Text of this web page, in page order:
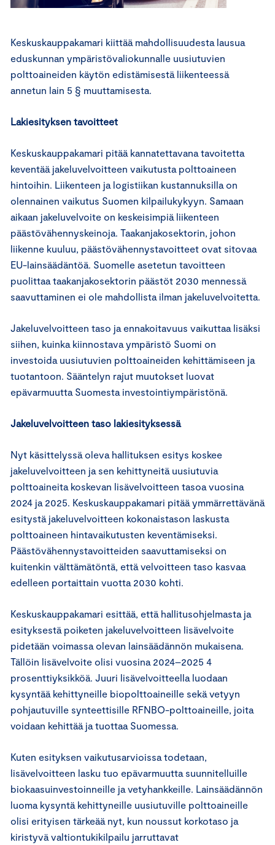
Keskuskauppakamari kiittää mahdollisuudesta lausua
eduskunnan ympäristövaliokunnalle uusiutuvien
polttoaineiden käytön edistämisestä liikenteessä
annetun lain 5 § muuttamisesta.
Lakiesityksen tavoitteet
Keskuskauppakamari pitää kannatettavana tavoitetta
keventää jakeluvelvoitteen vaikutusta polttoaineen
hintoihin. Liikenteen ja logistiikan kustannuksilla on
olennainen vaikutus Suomen kilpailukykyyn. Samaan
aikaan jakeluvelvoite on keskeisimpiä liikenteen
päästövähennyskeinoja. Taakanjakosektorin, johon
liikenne kuuluu, päästövähennystavoitteet ovat sitovaa
EU-lainsäädäntöä. Suomelle asetetun tavoitteen
puolittaa taakanjakosektorin päästöt 2030 mennessä
saavuttaminen ei ole mahdollista ilman jakeluvelvoitetta.
Jakeluvelvoitteen taso ja ennakoitavuus vaikuttaa lisäksi
siihen, kuinka kiinnostava ympäristö Suomi on
investoida uusiutuvien polttoaineiden kehittämiseen ja
tuotantoon. Sääntelyn rajut muutokset luovat
epävarmuutta Suomesta investointiympäristönä.
Jakeluvelvoitteen taso lakiesityksessä
Nyt käsittelyssä oleva hallituksen esitys koskee
jakeluvelvoitteen ja sen kehittyneitä uusiutuvia
polttoaineita koskevan lisävelvoitteen tasoa vuosina
2024 ja 2025. Keskuskauppakamari pitää ymmärrettävänä
esitystä jakeluvelvoitteen kokonaistason laskusta
polttoaineen hintavaikutusten keventämiseksi.
Päästövähennystavoitteiden saavuttamiseksi on
kuitenkin välttämätöntä, että velvoitteen taso kasvaa
edelleen portaittain vuotta 2030 kohti.
Keskuskauppakamari esittää, että hallitusohjelmasta ja
esityksestä poiketen jakeluvelvoitteen lisävelvoite
pidetään voimassa olevan lainsäädännön mukaisena.
Tällöin lisävelvoite olisi vuosina 2024–2025 4
prosenttiyksikköä. Juuri lisävelvoitteella luodaan
kysyntää kehittyneille biopolttoaineille sekä vetyyn
pohjautuville synteettisille RFNBO-polttoaineille, joita
voidaan kehittää ja tuottaa Suomessa.
Kuten esityksen vaikutusarvioissa todetaan,
lisävelvoitteen lasku tuo epävarmuutta suunnitelluille
biokaasuinvestoinneille ja vetyhankkeille. Lainsäädännön
luoma kysyntä kehittyneille uusiutuville polttoaineille
olisi erityisen tärkeää nyt, kun noussut korkotaso ja
kiristyvä valtiontukikilpailu jarruttavat